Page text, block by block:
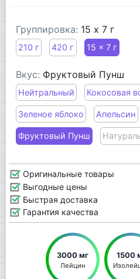
Группировка: 15 x 7 г
210 г 420 г 15 x 7 г
Вкус: Фруктовый Пунш
Нейтральный Кокосовая
Зеленое яблоко Апельсин
Фруктовый Пунш
Оригинальные товары
Выгодные цены
Быстрая доставка
Гарантия качества
3000 мг
Лейцин
1500